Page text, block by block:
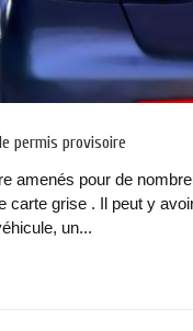
permis provisoire
amenés pour de
carte grise . Il peut y
un...